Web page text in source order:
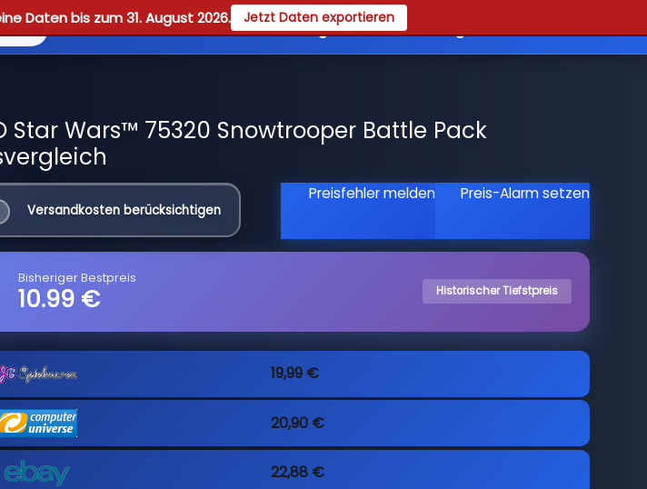
Daten bis zum 31. August 2026. Jetzt Daten exportieren
Reviews Guides Registrieren
Star Wars™ 75320 Snowtrooper Battle Pack
Versandkosten berücksichtigen
Preisfehler melden Preis-Alarm setzen
Bisheriger Bestpreis
10.99 € Historischer Tiefstpreis
19,99 €
20,90 €
22,88 €